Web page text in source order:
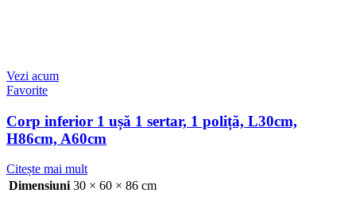
Vezi acum
Favorite
Corp inferior 1 ușă 1 sertar, 1 poliță, L30cm,
H86cm, A60cm
Citește mai mult
Dimensiuni 30 × 60 × 86 cm